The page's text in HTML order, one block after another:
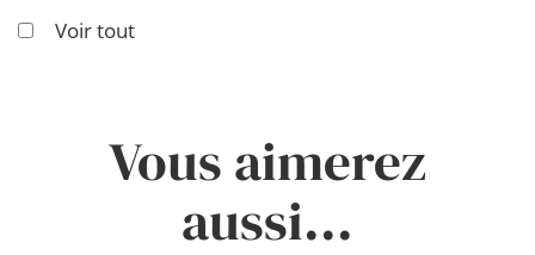
Voir tout
Vous aimerez
aussi...